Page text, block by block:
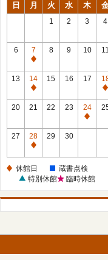
日 月 火 水 木
1 2 3 4
6
7
休
館
日
8 9 10 11
13
14
休
館
15 16 17
休
20 21 22 23
24
休
27
28
休
日
29 30
休館日
蔵書点検
特別休館
臨時休館